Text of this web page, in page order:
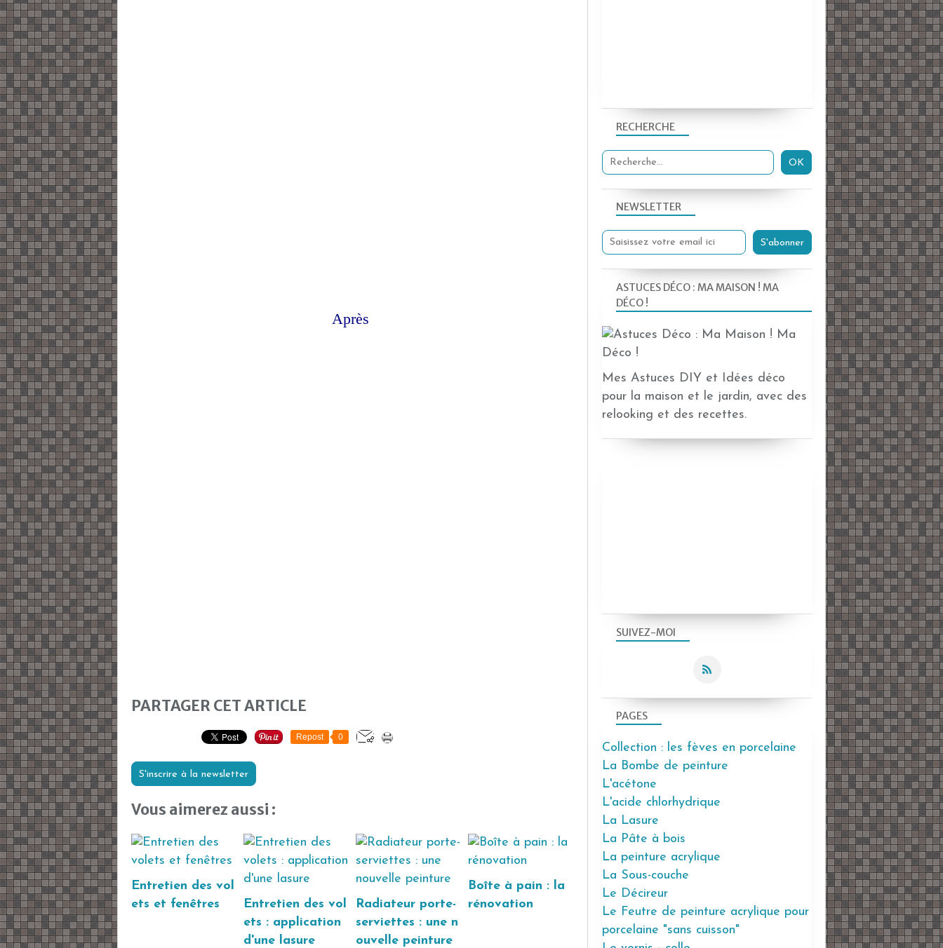
Après
PARTAGER CET ARTICLE
Repost 0
S'inscrire à la newsletter
Vous aimerez aussi :
Entretien des vol
ets et fenêtres
Entretien des vol
ets : application
d'une lasure
Radiateur porte-
serviettes : une n
ouvelle peinture
Boîte à pain : la
rénovation
NEWSLETTER
SUIVEZ-MOI
RECHERCHE
ASTUCES DÉCO : MA MAISON ! MA
DÉCO !
Mes Astuces DIY et Idées déco
pour la maison et le jardin, avec des
relooking et des recettes.
PAGES
Collection : les fèves en porcelaine
La Bombe de peinture
L'acétone
L'acide chlorhydrique
La Lasure
La Pâte à bois
La peinture acrylique
La Sous-couche
Le Décireur
Le Feutre de peinture acrylique pour
porcelaine "sans cuisson"